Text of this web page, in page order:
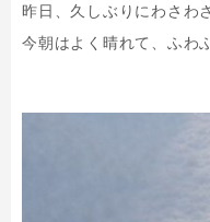
昨日、久しぶりにわさわ
今朝はよく晴れて、ふわ